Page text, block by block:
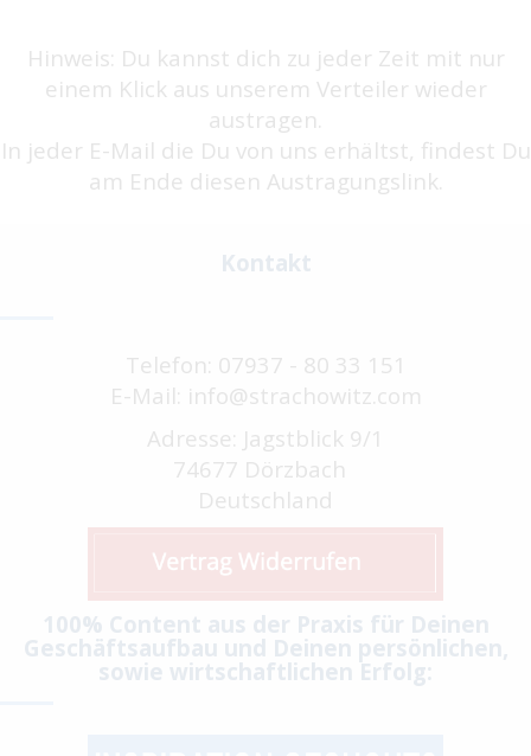
Hinweis: Du kannst dich zu jeder Zeit mit nur
einem Klick aus unserem Verteiler wieder
austragen.
In jeder E-Mail die Du von uns erhältst, findest Du
am Ende diesen Austragungslink.
Kontakt
Telefon: 07937 - 80 33 151
E-Mail: info@strachowitz.com
Adresse: Jagstblick 9/1
74677 Dörzbach
Deutschland
100% Content aus der Praxis für Deinen
Geschäftsaufbau und Deinen persönlichen,
sowie wirtschaftlichen Erfolg: